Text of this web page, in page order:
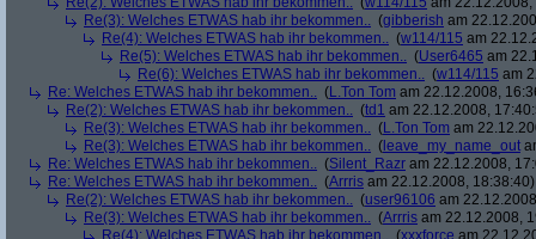
Re(3): Welches ETWAS hab ihr bekommen.. (gibberish am
Re(4): Welches ETWAS hab ihr bekommen.. (w114/115 am
Re(5): Welches ETWAS hab ihr bekommen.. (User6465 am
Re(6): Welches ETWAS hab ihr bekommen.. (w114/115 am
Re: Welches ETWAS hab ihr bekommen.. (L.Ton Tom am 22.12.2008,
Re(2): Welches ETWAS hab ihr bekommen.. (td1 am 22.12.2008,
Re(3): Welches ETWAS hab ihr bekommen.. (L.Ton Tom am
Re(3): Welches ETWAS hab ihr bekommen.. ( leave_my_name_out
Re: Welches ETWAS hab ihr bekommen.. (Silent_Razr am 22.12.2008,
Re: Welches ETWAS hab ihr bekommen.. (Arrris am 22.12.2008, 18:38:40)
Re(2): Welches ETWAS hab ihr bekommen.. (user96106 am
Re(3): Welches ETWAS hab ihr bekommen.. (Arrris am 22.12.2008,
Re(4): Welches ETWAS hab ihr bekommen.. (xxxforce am